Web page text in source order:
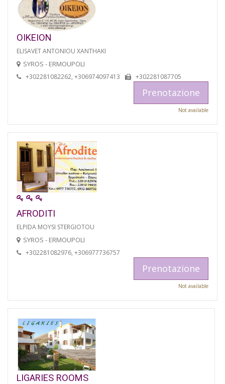
OIKEION
ELISAVET ANTONIOU XANTHAKI
SYROS - ERMOUPOLI
+302281082262, +306974097413 +302281087705
Prenotazione
Not available
AFRODITI
ELPIDA MOYSI STERGIOTOU
SYROS - ERMOUPOLI
+302281082976, +306977736757
Prenotazione
Not available
LIGARIES ROOMS